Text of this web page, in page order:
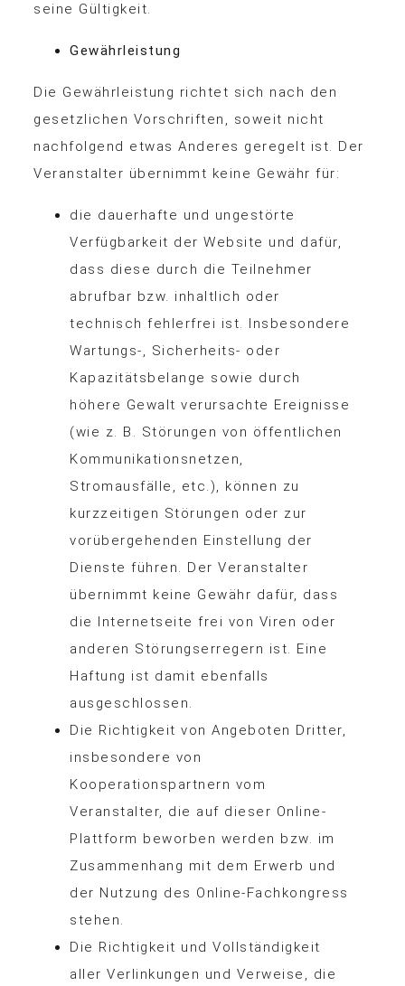
seine Gültigkeit.
Gewährleistung
Die Gewährleistung richtet sich nach den
gesetzlichen Vorschriften, soweit nicht
nachfolgend etwas Anderes geregelt ist. Der
Veranstalter übernimmt keine Gewähr für:
die dauerhafte und ungestörte
Verfügbarkeit der Website und dafür,
dass diese durch die Teilnehmer
abrufbar bzw. inhaltlich oder
technisch fehlerfrei ist. Insbesondere
Wartungs-, Sicherheits- oder
Kapazitätsbelange sowie durch
höhere Gewalt verursachte Ereignisse
(wie z. B. Störungen von öffentlichen
Kommunikationsnetzen,
Stromausfälle, etc.), können zu
kurzzeitigen Störungen oder zur
vorübergehenden Einstellung der
Dienste führen. Der Veranstalter
übernimmt keine Gewähr dafür, dass
die Internetseite frei von Viren oder
anderen Störungserregern ist. Eine
Haftung ist damit ebenfalls
ausgeschlossen.
Die Richtigkeit von Angeboten Dritter,
insbesondere von
Kooperationspartnern vom
Veranstalter, die auf dieser Online-
Plattform beworben werden bzw. im
Zusammenhang mit dem Erwerb und
der Nutzung des Online-Fachkongress
stehen.
Die Richtigkeit und Vollständigkeit
aller Verlinkungen und Verweise, die